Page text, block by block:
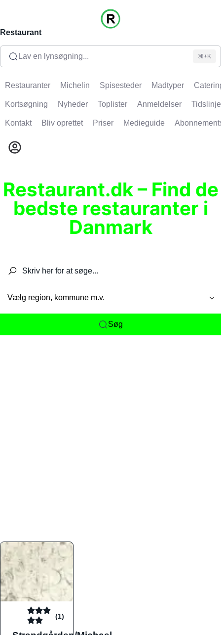
Restaurant
Lav en lynsøgning... ⌘+K
Restauranter Michelin Spisesteder Madtyper
Kortsøgning Nyheder Toplister Anmeldelser Tidslinje
Kontakt Bliv oprettet Priser Medieguide
Restaurant.dk – Find de
bedste restauranter i
Danmark
Vælg region, kommune m.v.
Søg
(1)